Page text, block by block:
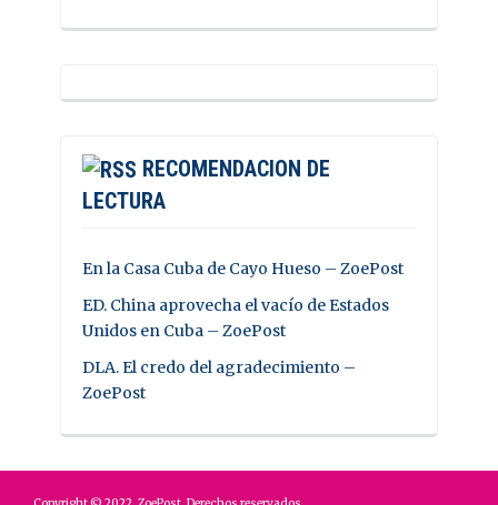
RECOMENDACION DE
LECTURA
En la Casa Cuba de Cayo Hueso – ZoePost
ED. China aprovecha el vacío de Estados
Unidos en Cuba – ZoePost
DLA. El credo del agradecimiento –
ZoePost